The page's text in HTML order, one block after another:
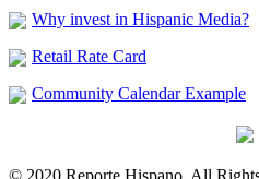
Why invest in Hispanic Media?
Retail Rate Card
Community Calendar Example
© 2020 Reporte Hispano. All